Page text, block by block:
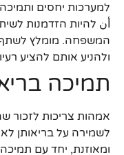
למערכות יחסים
أن להיות הזדמנות
המשפחה. מומלץ לשתף
ולהניע אותם להציע
תמיכה
אמהות צריכות לזכור
לשמירה על בריאותן
ומאוזנת, יחד עם